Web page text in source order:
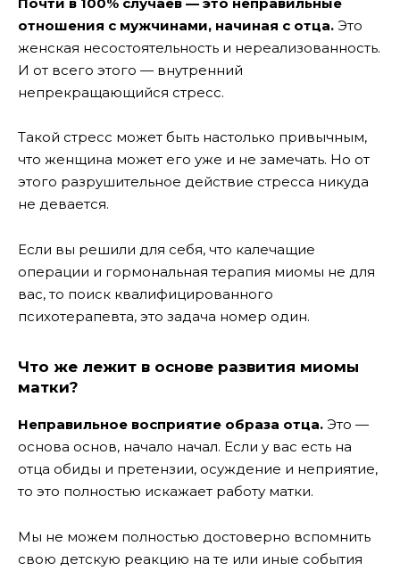
отношения с мужчинами, начиная с отца. Это
женская несостоятельность и нереализованность.
И от всего этого — внутренний
непрекращающийся стресс.
Такой стресс может быть настолько привычным,
что женщина может его уже и не замечать. Но от
этого разрушительное действие стресса никуда
не девается.
Если вы решили для себя, что калечащие
операции и гормональная терапия миомы не для
вас, то поиск квалифицированного
психотерапевта, это задача номер один.
Что же лежит в основе развития миомы
матки?
Неправильное восприятие образа отца. Это —
основа основ, начало начал. Если у вас есть на
отца обиды и претензии, осуждение и неприятие,
то это полностью искажает работу матки.
Мы не можем полностью достоверно вспомнить
свою детскую реакцию на те или иные события